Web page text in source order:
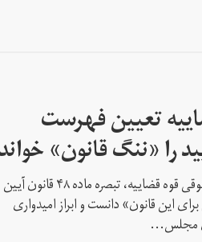
تعیین فهرست
را «ننگ قانون» خواند
محمد مصدق، معاون حقوقی قوه قضاییه، تبصره ماده ۴۸ قانون آیین
این قانون» دانست و ابراز امیدواری
مجلس...